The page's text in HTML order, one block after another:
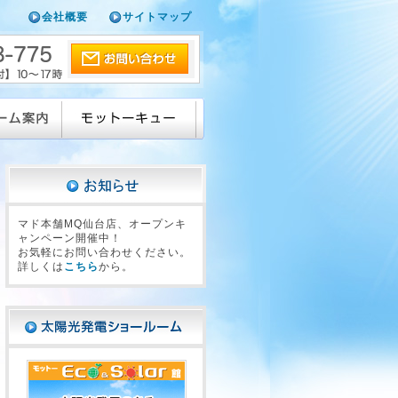
会社概要 サイトマップ
マド本舗MQ仙台店、オープンキ
ャンペーン開催中！
お気軽にお問い合わせください。
詳しくは こちらから。